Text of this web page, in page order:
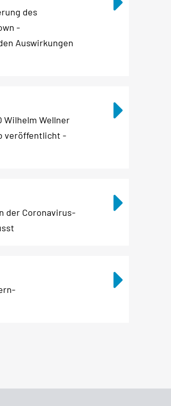
des
-
Auswirkungen
Wilhelm Wellner
veröffentlicht -
der Coronavirus-